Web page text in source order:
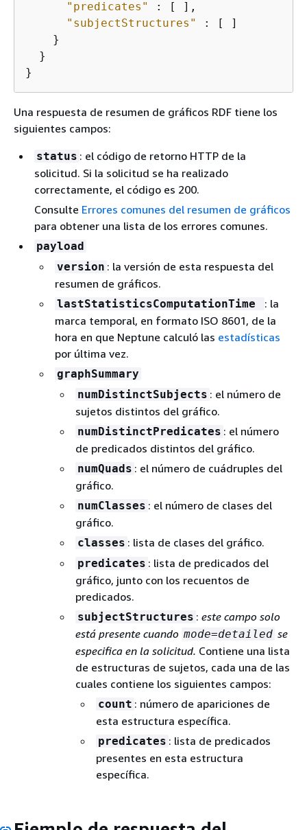
"predicates"
: [ ],
"subjectStructures"
: [ ]
    }
  }
}
Una respuesta de resumen de gráficos RDF tiene los
siguientes campos:
status : el código de retorno HTTP de la
solicitud. Si la solicitud se ha realizado
correctamente, el código es 200.
Consulte Errores comunes del resumen de gráficos
para obtener una lista de los errores comunes.
payload
version : la versión de esta respuesta del
resumen de gráficos.
lastStatisticsComputationTime
: la
marca temporal, en formato ISO 8601, de la
hora en que Neptune calculó las estadísticas
por última vez.
graphSummary
numDistinctSubjects : el número de
sujetos distintos del gráfico.
numDistinctPredicates : el número
de predicados distintos del gráfico.
numQuads : el número de cuádruples del
gráfico.
numClasses : el número de clases del
gráfico.
classes : lista de clases del gráfico.
predicates : lista de predicados del
gráfico, junto con los recuentos de
predicados.
subjectStructures : este campo solo
está presente cuando mode=detailed se
especifica en la solicitud. Contiene una lista
de estructuras de sujetos, cada una de las
cuales contiene los siguientes campos:
count : número de apariciones de
esta estructura específica.
predicates : lista de predicados
presentes en esta estructura
específica.